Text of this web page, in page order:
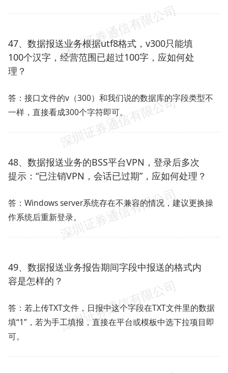
47、数据报送业务根据utf8格式，v300只能填
100个汉字，经营范围已超过100字，应如何处
理？
答：接口文件的v（300）和我们说的数据库的字段类型不
一样，直接看成300个字符即可。
48、数据报送业务的BSS平台VPN，登录后多次
提示：“已注销VPN，会话已过期”，应如何处理？
答：Windows server系统存在不兼容的情况，建议更换操
作系统后重新登录。
49、数据报送业务报告期间字段中报送的格式内
容是怎样的？
答：若上传TXT文件，日报中这个字段在TXT文件里的数据
填“1”，若为手工填报，直接在平台或模板中选下拉项目即
可。